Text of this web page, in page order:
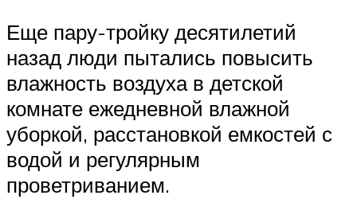
Еще пару-тройку десятилетий
назад люди пытались повысить
влажность воздуха в детской
комнате ежедневной влажной
уборкой, расстановкой емкостей с
водой и регулярным
проветриванием.